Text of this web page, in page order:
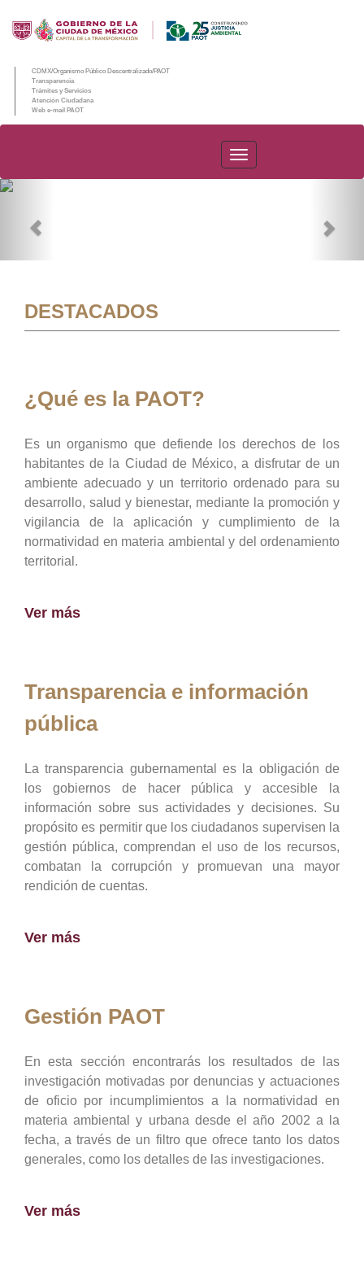
CDMX/Organismo Público Descentralizado/PAOT
Transparencia
Trámites y Servicios
Atención Ciudadana
Web e-mail PAOT
PAOT
DESTACADOS
¿Qué es la PAOT?
Es un organismo que defiende los derechos de los
habitantes de la Ciudad de México, a disfrutar de un
ambiente adecuado y un territorio ordenado para su
desarrollo, salud y bienestar, mediante la promoción y
vigilancia de la aplicación y cumplimiento de la
normatividad en materia ambiental y del ordenamiento
territorial.
Ver más
Transparencia e información
pública
La transparencia gubernamental es la obligación de
los gobiernos de hacer pública y accesible la
información sobre sus actividades y decisiones. Su
propósito es permitir que los ciudadanos supervisen la
gestión pública, comprendan el uso de los recursos,
combatan la corrupción y promuevan una mayor
rendición de cuentas.
Ver más
Gestión PAOT
En esta sección encontrarás los resultados de las
investigación motivadas por denuncias y actuaciones
de oficio por incumplimientos a la normatividad en
materia ambiental y urbana desde el año 2002 a la
fecha, a través de un filtro que ofrece tanto los datos
generales, como los detalles de las investigaciones.
Ver más